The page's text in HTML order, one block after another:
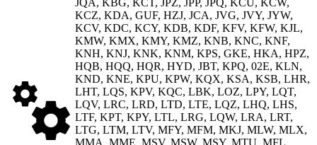
JQA, KBG, KCT, JPZ, JPP, JPQ, KCU, KCW,
KCZ, KDA, GUF, HZJ, JCA, JVG, JVY, JYW,
KCV, KDC, KCY, KDB, KDF, KFV, KFW, KJL,
KMW, KMX, KMY, KMZ, KNB, KNC, KNF,
KNH, KNJ, KNK, KNM, KPS, GKE, HKA, HPZ,
HQB, HQQ, HQR, HYD, JBT, KPQ, 02E, KLN,
KND, KNE, KPU, KPW, KQX, KSA, KSB, LHR,
LHT, LQS, KPV, KQC, LBK, LOZ, LPY, LQT,
LQV, LRC, LRD, LTD, LTE, LQZ, LHQ, LHS,
LTF, KPT, KPY, LTL, LRG, LQW, LRA, LRT,
LTG, LTM, LTV, MFY, MFM, MKJ, MLW, MLX,